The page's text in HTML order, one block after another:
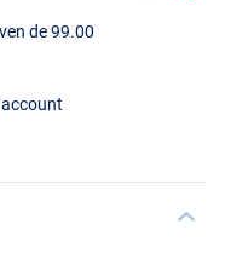
de 99.00